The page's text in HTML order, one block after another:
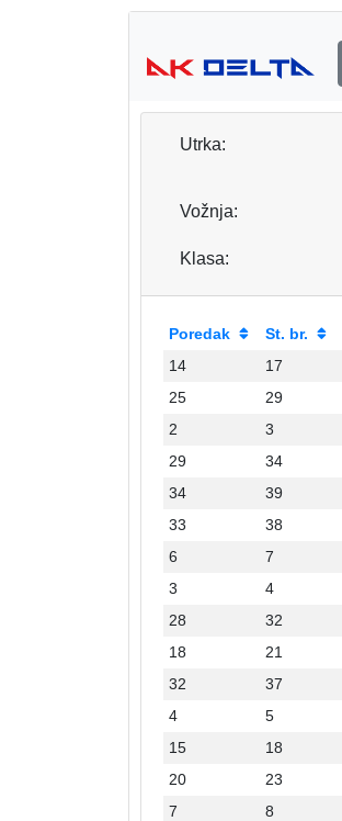
Utrka:
Vožnja:
Klasa:
Poredak St. br.
14
17
25
29
2
3
29
34
34
39
33
38
6
7
3
4
28
32
18
21
32
37
4
5
15
18
20
23
7
8